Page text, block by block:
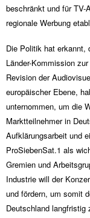
beschränkt und für TV-
regionale Werbung
Die Politik hat erkannt,
Länder-Kommission
Revision der
europäischer Ebene,
unternommen, um die
Marktteilnehmer in
Aufklärungsarbeit und
ProSiebenSat.1 als
Gremien und
Industrie will der
und fördern, um somit
Deutschland langfristig